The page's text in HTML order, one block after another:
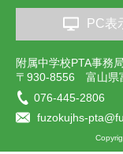
PC表
附属中学校PTA事務
〒930-8556 富山県
076-445-2806
fuzokujhs-